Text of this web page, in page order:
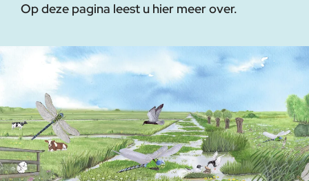
Op deze pagina leest u hier meer over.